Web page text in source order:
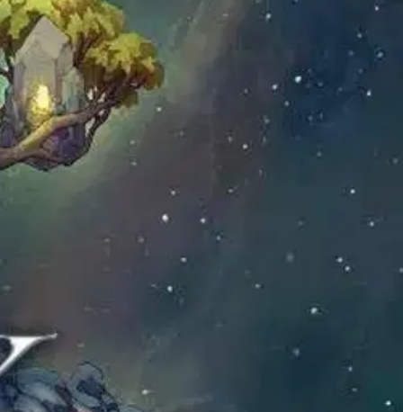
joutuvat toinen toistaan tiukempiin tilanteisiin yrittäessään
siihen asti, että Magnus ehtii takaisin?